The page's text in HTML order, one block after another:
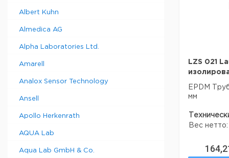
Albert Kuhn
Almedica AG
Alpha Laboratories Ltd.
Amarell
Analox Sensor Technology
Ansell
Apollo Herkenrath
AQUA Lab
Aqua Lab GmbH & Co.
качестве
Система
системы
Полностью
действием
внешнего
Защита от
LZS 021
EPDM
мм
Вес нетто:
Данные